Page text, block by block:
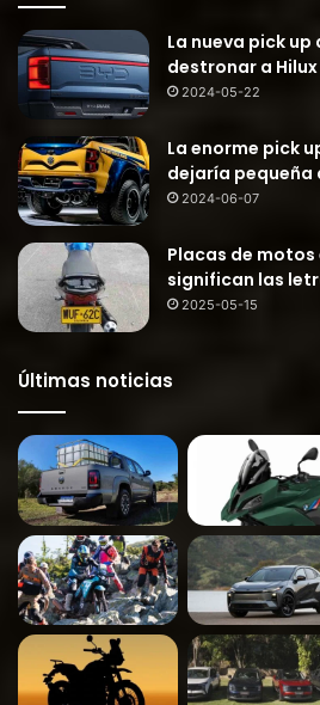
La nueva pick up
destronar a
2024-05-22
La enorme pick
dejaría pequeña
2024-06-07
Placas de motos
significan las
2025-05-15
Últimas noticias